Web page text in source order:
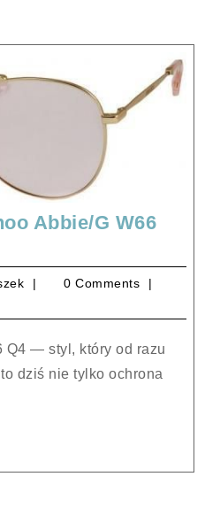
Abbie/G W66
modraszek
0 Comments
dziś nie tylko ochrona